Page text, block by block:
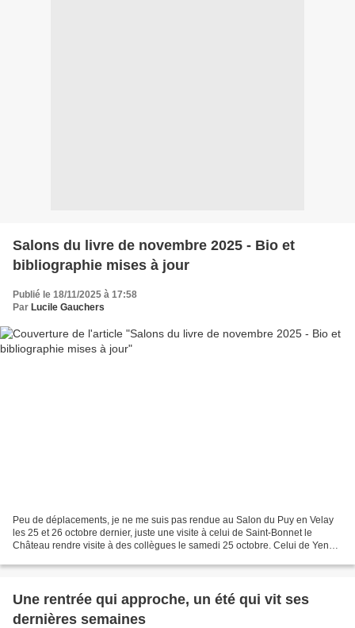
Salons du livre de novembre 2025 - Bio et
bibliographie mises à jour
Publié le 18/11/2025 à 17:58
Par Lucile Gauchers
Peu de déplacements, je ne me suis pas rendue au Salon du Puy en Velay
les 25 et 26 octobre dernier, juste une visite à celui de Saint-Bonnet le
Château rendre visite à des collègues le samedi 25 octobre. Celui de Yenne
Une rentrée qui approche, un été qui vit ses
dernières semaines